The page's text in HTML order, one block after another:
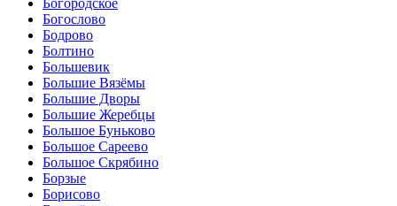
Богородское
Богослово
Бодрово
Болтино
Большевик
Большие Вязёмы
Большие Дворы
Большие Жеребцы
Большое Буньково
Большое Сареево
Большое Скрябино
Борзые
Борисово